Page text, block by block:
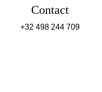
         Contact
        +32 498 244 709